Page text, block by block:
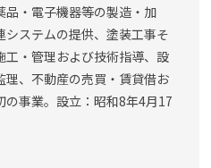
・電子機器等の製造・加
ステムの提供、塗装工事そ
・管理および技術指導、設
、不動産の売買・賃貸借お
の事業。設立：昭和8年4月17